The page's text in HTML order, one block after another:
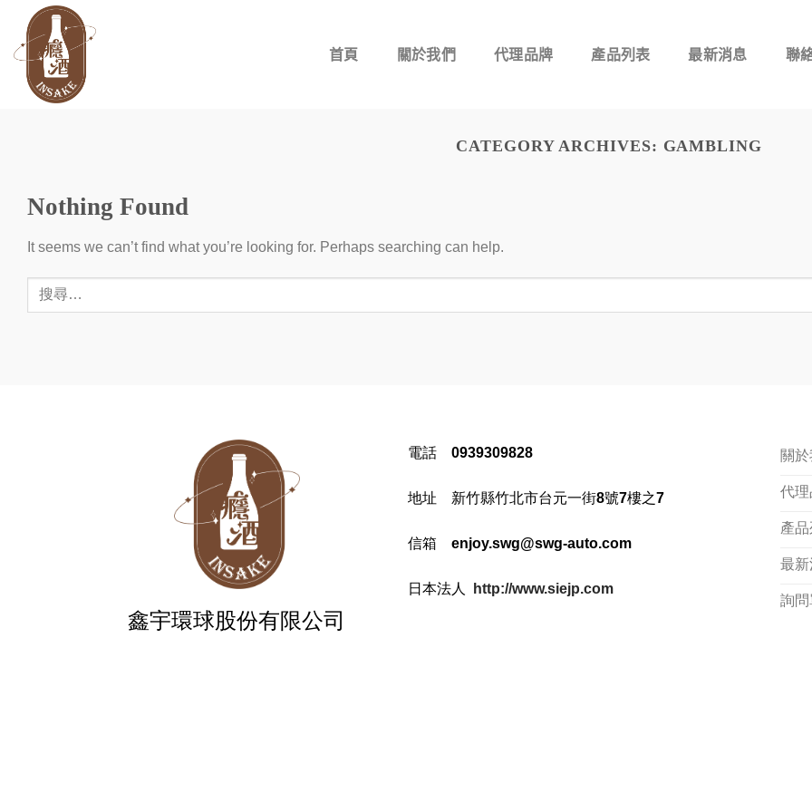
content
首頁 關於我們 代理品牌 產品列表 最新消息 聯
CATEGORY ARCHIVES: GAMBLING
Nothing Found
It seems we can’t find what you’re looking for. Perhaps searching can help.
鑫宇環球股份有限公司
電話 0939309828
地址 新竹縣竹北市台元一街8號7樓之7
信箱 enjoy.swg@swg-auto.com
日本法人 http://www.siejp.com
關
代
產
最
詢問